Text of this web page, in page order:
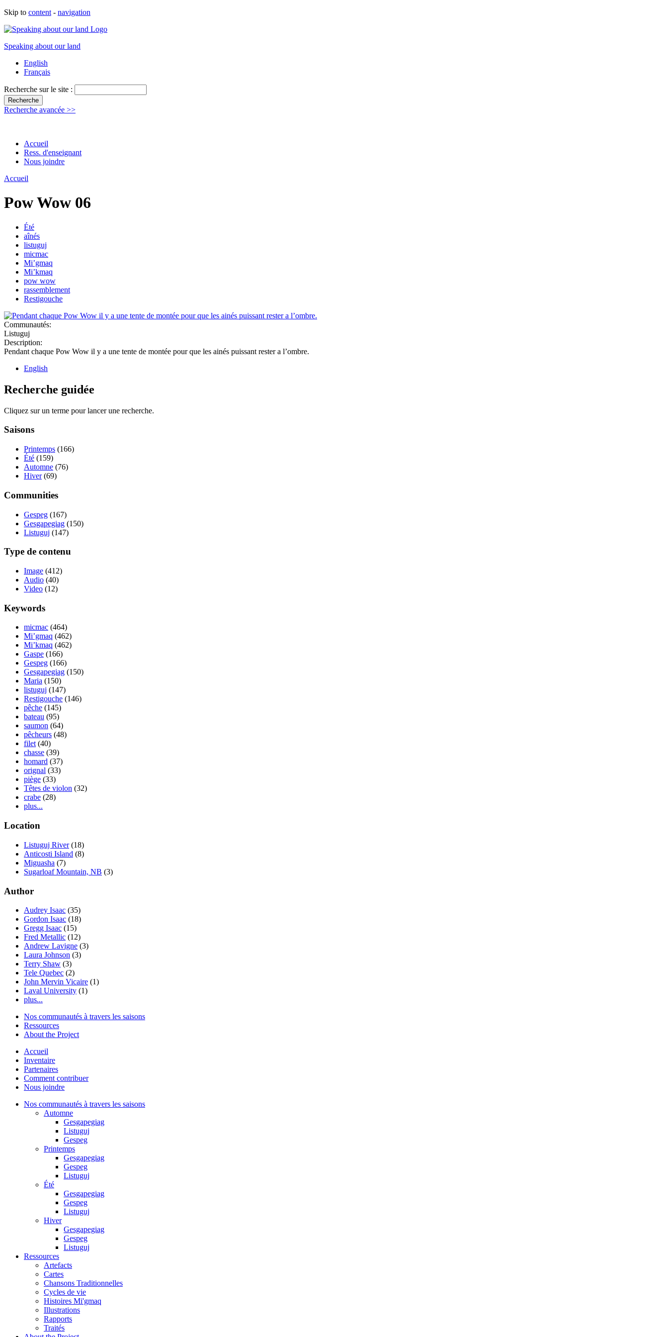
Skip to content - navigation
Speaking about our land
English
Français
Recherche sur le site :
Recherche avancée >>
Accueil
Ress. d'enseignant
Nous joindre
Accueil
Pow Wow 06
Été
aînés
listuguj
micmac
Mi’gmaq
Mi’kmaq
pow wow
rassemblement
Restigouche
Communautés:
Listuguj
Description:
Pendant chaque Pow Wow il y a une tente de montée pour que les ainés puissant rester a l’ombre.
English
Recherche guidée
Cliquez sur un terme pour lancer une recherche.
Saisons
Printemps (166)
Été (159)
Automne (76)
Hiver(69)
Communities
Gespeg (167)
Gesgapegiag (150)
Listuguj (147)
Type de contenu
Image (412)
Audio (40)
Video (12)
Keywords
micmac (464)
Mi’gmaq (462)
Mi’kmaq (462)
Gaspe (166)
Gespeg (166)
Gesgapegiag (150)
Maria (150)
listuguj (147)
Restigouche (146)
pêche (145)
bateau (95)
saumon (64)
pêcheurs (48)
filet(40)
chasse (39)
homard (37)
orignal (33)
piège (33)
Têtes de violon (32)
crabe (28)
plus...
Location
Listuguj River(18)
Anticosti Island (8)
Miguasha (7)
Sugarloaf Mountain, NB (3)
Author
Audrey Isaac (35)
Gordon Isaac (18)
Gregg Isaac (15)
Fred Metallic (12)
Andrew Lavigne (3)
Laura Johnson (3)
Terry Shaw (3)
Tele Quebec (2)
John Mervin Vicaire (1)
Laval University (1)
plus...
Nos communautés à travers les saisons
Ressources
About the Project
Accueil
Inventaire
Partenaires
Comment contribuer
Nous joindre
Nos communautés à travers les saisons
Automne
Gesgapegiag
Listuguj
Gespeg
Printemps
Gesgapegiag
Gespeg
Listuguj
Été
Gesgapegiag
Gespeg
Listuguj
Hiver
Gesgapegiag
Gespeg
Listuguj
Ressources
Artefacts
Cartes
Chansons Traditionnelles
Cycles de vie
Histoires Mi'gmaq
Illustrations
Rapports
Traités